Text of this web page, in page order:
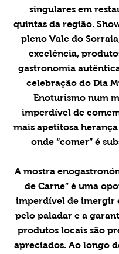
singulares em
quintas da região.
pleno Vale do
excelência,
gastronomia
celebração do Dia
Enoturismo num
imperdível de
mais apetitosa
onde “comer” é
A mostra
de Carne” é uma
imperdível de imergir
pelo paladar e a
produtos locais são
apreciados. Ao longo